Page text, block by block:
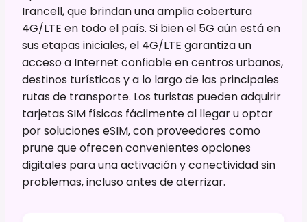
Irancell, que brindan una amplia cobertura
4G/LTE en todo el país. Si bien el 5G aún está en
sus etapas iniciales, el 4G/LTE garantiza un
acceso a Internet confiable en centros urbanos,
destinos turísticos y a lo largo de las principales
rutas de transporte. Los turistas pueden adquirir
tarjetas SIM físicas fácilmente al llegar u optar
por soluciones eSIM, con proveedores como
prune que ofrecen convenientes opciones
digitales para una activación y conectividad sin
problemas, incluso antes de aterrizar.